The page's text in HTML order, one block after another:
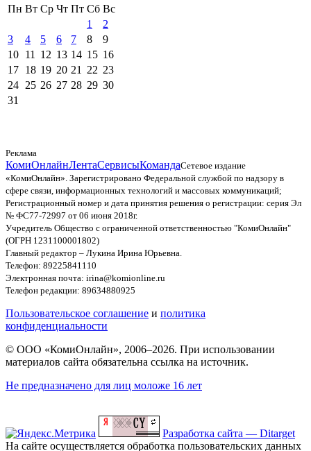
Пн Вт Ср Чт Пт Сб Вс
1
2
3
4 5 6 7 8
9
10 11 12 13 14 15 16
17 18 19 20 21 22 23
24 25 26 27 28 29 30
31
Реклама
КомиОнлайнЛентаСервисыКомандаСетевое издание
«КомиОнлайн». Зарегистрировано Федеральной службой по надзору в
сфере связи, информационных технологий и массовых коммуникаций;
Регистрационный номер и дата принятия решения о регистрации: серия Эл
№ ФС77-72997 от 06 июня 2018г.
Учредитель Общество с ограниченной ответственностью "КомиОнлайн"
(ОГРН 1231100001802)
Главный редактор – Лукина Ирина Юрьевна.
Телефон: 89225841110
Электронная почта: irina@komionline.ru
Телефон редакции: 89634880925
Пользовательское соглашение и политика
конфиденциальности
© ООО «КомиОнлайн», 2006–2026. При использовании
материалов сайта обязательна ссылка на источник.
Не предназначено для лиц моложе 16 лет
Разработка сайта — Ditarget
На сайте осуществляется обработка пользовательских данных